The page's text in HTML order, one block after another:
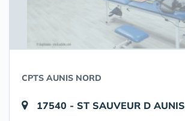
CPTS AUNIS NORD
17540 - ST SAUVEUR D AUNIS